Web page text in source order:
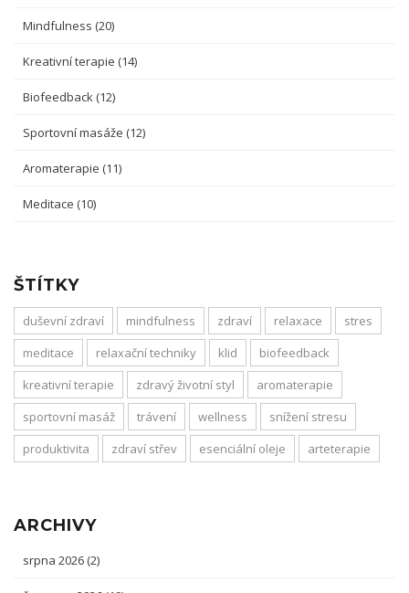
Mindfulness (20)
Kreativní terapie (14)
Biofeedback (12)
Sportovní masáže (12)
Aromaterapie (11)
Meditace (10)
ŠTÍTKY
duševní zdraví mindfulness zdraví relaxace
stres
meditace
relaxační techniky klid
biofeedback
kreativní terapie
zdravý životní styl
aromaterapie
sportovní masáž
trávení wellness
snížení stresu
produktivita
zdraví střev esenciální oleje arteterapie
ARCHIVY
srpna 2026 (2)